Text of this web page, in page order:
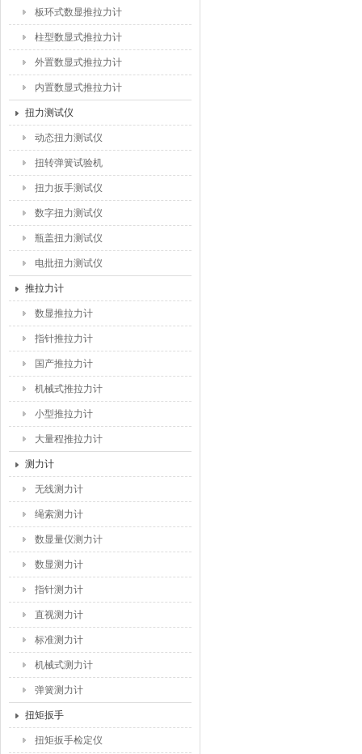
板环式数显推拉力计
柱型数显式推拉力计
外置数显式推拉力计
内置数显式推拉力计
扭力测试仪
动态扭力测试仪
扭转弹簧试验机
扭力扳手测试仪
数字扭力测试仪
瓶盖扭力测试仪
电批扭力测试仪
推拉力计
数显推拉力计
指针推拉力计
国产推拉力计
机械式推拉力计
小型推拉力计
大量程推拉力计
测力计
无线测力计
绳索测力计
数显量仪测力计
数显测力计
指针测力计
直视测力计
标准测力计
机械式测力计
弹簧测力计
扭矩扳手
扭矩扳手检定仪